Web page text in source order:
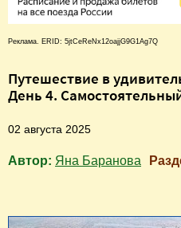
Реклама. ERID: 5jtCeReNx12oajjG9G1Ag7Q
Путешествие в
День 4.
02 августа 2025
Автор: Яна Баранова